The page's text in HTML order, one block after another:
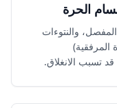
الحرة
والنتوءات
المرفقية)
تسبب الانغلاق.